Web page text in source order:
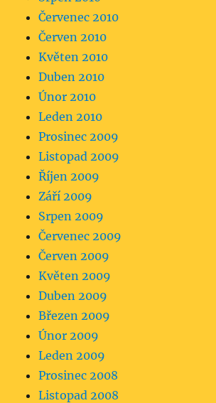
Červenec 2010
Červen 2010
Květen 2010
Duben 2010
Únor 2010
Leden 2010
Prosinec 2009
Listopad 2009
Říjen 2009
Září 2009
Srpen 2009
Červenec 2009
Červen 2009
Květen 2009
Duben 2009
Březen 2009
Únor 2009
Leden 2009
Prosinec 2008
Listopad 2008